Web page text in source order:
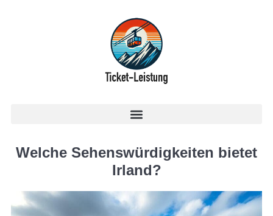
Welche Sehenswürdigkeiten bietet
Irland?